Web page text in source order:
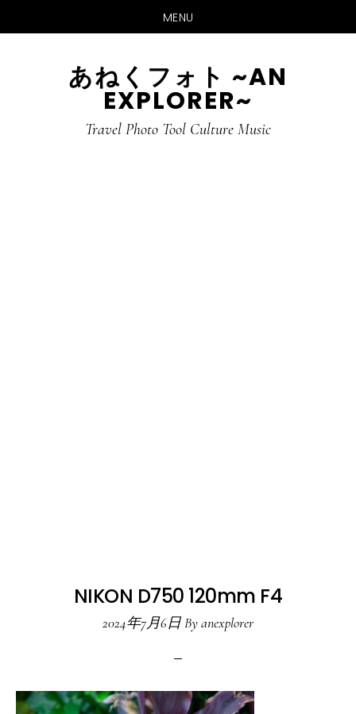
MENU
あねくフォト ~AN
EXPLORER~
Travel Photo Tool Culture Music
NIKON D750 120mm F4
2024年7月6日Byanexplorer